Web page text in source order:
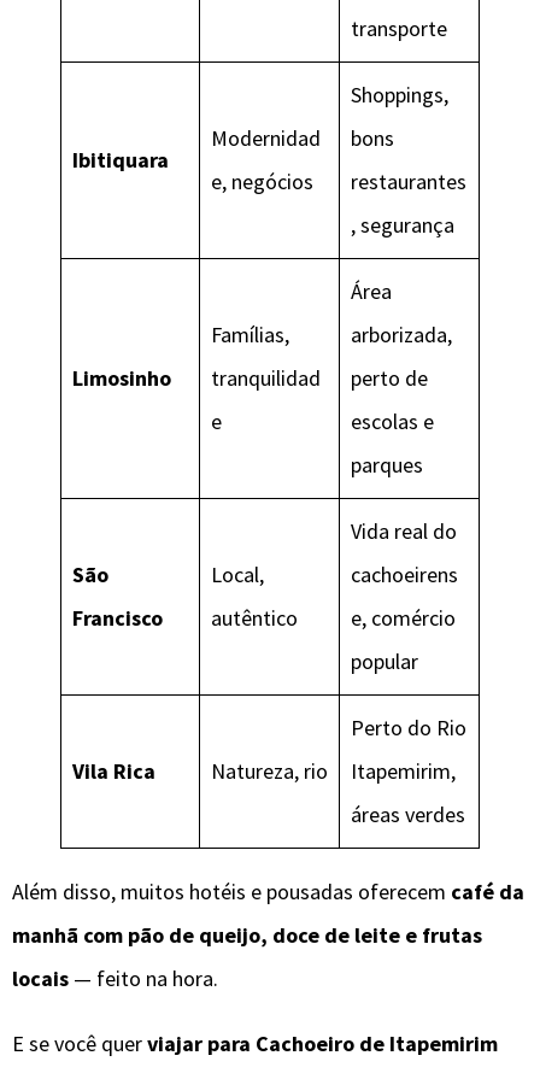
transporte
Ibitiquara
Modernidad
e, negócios
Shoppings,
bons
restaurantes
, segurança
Limosinho
Famílias,
tranquilidad
e
Área
arborizada,
perto de
escolas e
parques
São
Francisco
Local,
autêntico
Vida real do
cachoeirens
e, comércio
popular
Vila Rica Natureza, rio
Perto do Rio
Itapemirim,
áreas verdes
Além disso, muitos hotéis e pousadas oferecem café da
manhã com pão de queijo, doce de leite e frutas
locais — feito na hora.
E se você querviajar para Cachoeiro de Itapemirim